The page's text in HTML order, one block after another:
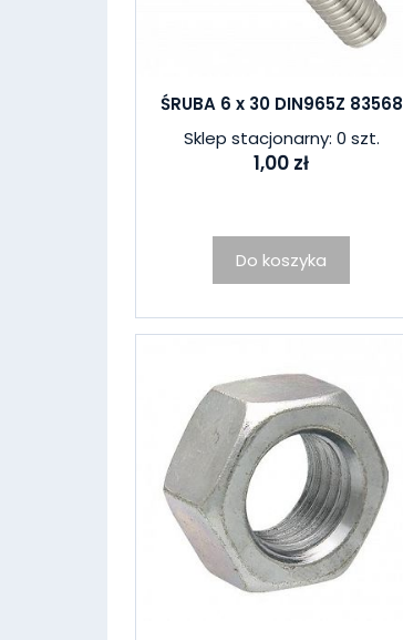
ŚRUBA 6 x 30 DIN965Z 83568
Sklep stacjonarny: 0 szt.
1,00 zł
Do koszyka